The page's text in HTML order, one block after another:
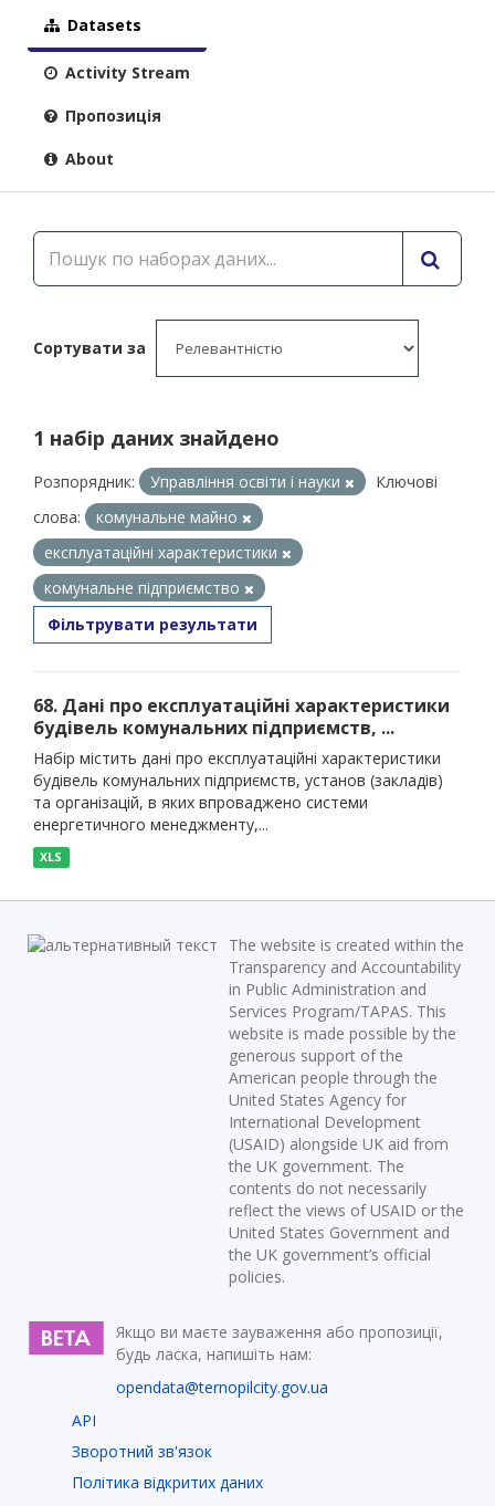
Datasets
Activity Stream
Пропозиція
About
Сортувати за
1 набір даних знайдено
Розпорядник: Управління освіти і науки
Ключові
слова:
комунальне майно
експлуатаційні характеристики
комунальне підприємство
Фільтрувати результати
68. Дані про експлуатаційні характеристики
будівель комунальних підприємств, ...
Набір містить дані про експлуатаційні характеристики
будівель комунальних підприємств, установ (закладів)
та організацій, в яких впроваджено системи
енергетичного менеджменту,...
XLS
The website is created within the
Transparency and Accountability
in Public Administration and
Services Program/TAPAS. This
website is made possible by the
generous support of the
American people through the
United States Agency for
International Development
(USAID) alongside UK aid from
the UK government. The
contents do not necessarily
reflect the views of USAID or the
United States Government and
the UK government’s official
policies.
Якщо ви маєте зауваження або пропозиції,
будь ласка, напишіть нам:
opendata@ternopilcity.gov.ua
API
Зворотний зв'язок
Політика відкритих даних